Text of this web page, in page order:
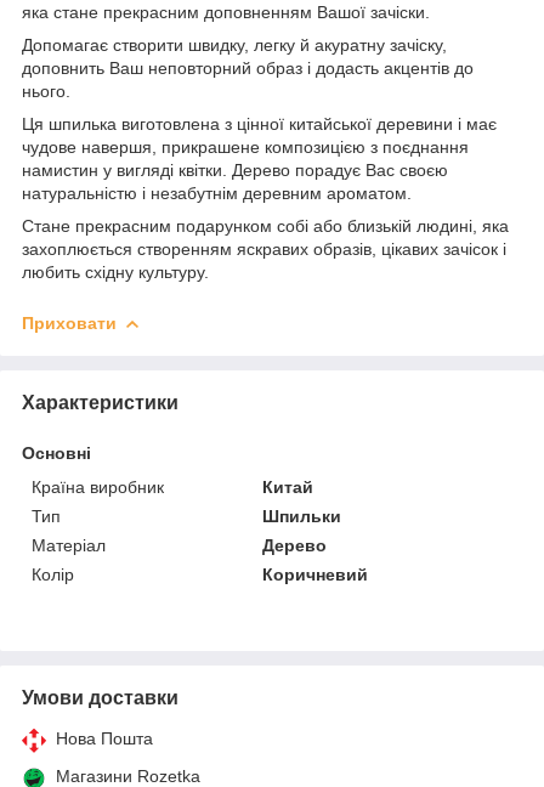
яка стане прекрасним доповненням Вашої зачіски.
Допомагає створити швидку, легку й акуратну зачіску,
доповнить Ваш неповторний образ і додасть акцентів до
нього.
Ця шпилька виготовлена з цінної китайської деревини і має
чудове навершя, прикрашене композицією з поєднання
намистин у вигляді квітки. Дерево порадує Вас своєю
натуральністю і незабутнім деревним ароматом.
Стане прекрасним подарунком собі або близькій людині, яка
захоплюється створенням яскравих образів, цікавих зачісок і
любить східну культуру.
Приховати
Характеристики
Основні
Країна виробник
Китай
Тип
Шпильки
Матеріал
Дерево
Колір
Коричневий
Умови доставки
Нова Пошта
Магазини Rozetka